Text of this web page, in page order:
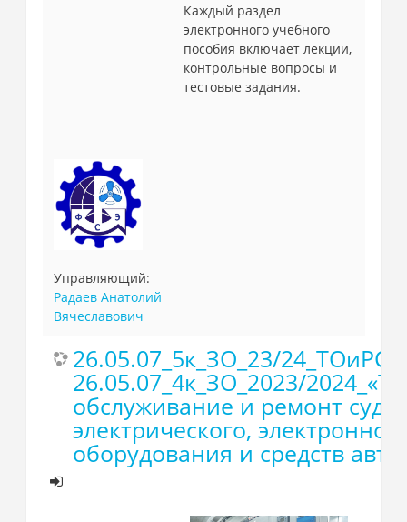
Каждый раздел
электронного учебного
пособия включает лекции,
контрольные вопросы и
тестовые задания.
Управляющий:
Радаев Анатолий
Вячеславович
26.05.07_5к_ЗО_23/
26.05.07_4к_ЗО_2023/
обслуживание и ремонт
электрического,
оборудования и средств